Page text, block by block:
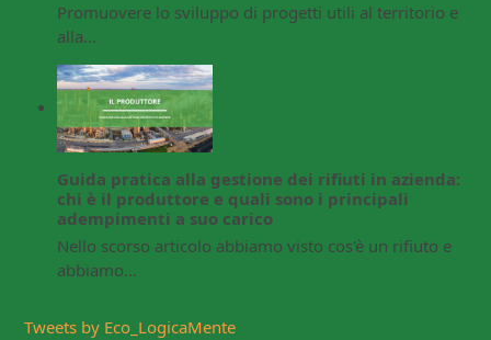
Promuovere lo sviluppo di progetti utili al territorio e
alla…
Guida pratica alla gestione dei rifiuti in azienda:
chi è il produttore e quali sono i principali
adempimenti a suo carico
Nello scorso articolo abbiamo visto cos'è un rifiuto e
abbiamo…
Tweets by Eco_LogicaMente